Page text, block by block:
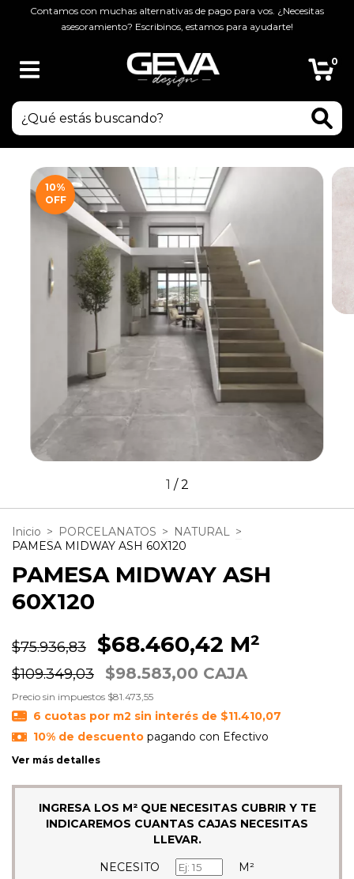
Contamos con muchas alternativas de pago para vos. ¿Necesitas
asesoramiento? Escribinos, estamos para ayudarte!
0
10%
OFF
1 /2
Inicio > PORCELANATOS > NATURAL >
PAMESA MIDWAY ASH 60X120
PAMESA MIDWAY ASH
60X120
$75.936,83 $68.460,42 M²
$109.349,03 $98.583,00 CAJA
Precio sin impuestos $81.473,55
6 cuotas por m2 sin interés de $11.410,07
10% de descuentopagando con Efectivo
Ver más detalles
INGRESA LOS M² QUE NECESITAS CUBRIR Y TE
INDICAREMOS CUANTAS CAJAS NECESITAS
LLEVAR.
NECESITO
M²